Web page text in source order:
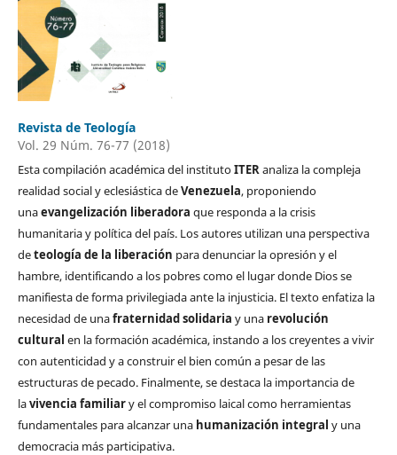
Revista de Teología
Vol. 29 Núm. 76-77 (2018)
Esta compilación académica del institutoITERanaliza la compleja
realidad social y eclesiástica deVenezuela, proponiendo
unaevangelización liberadora que responda a la crisis
humanitaria y política del país. Los autores utilizan una perspectiva
deteología de la liberación para denunciar la opresión y el
hambre, identificando a los pobres como el lugar donde Dios se
manifiesta de forma privilegiada ante la injusticia. El texto enfatiza la
necesidad de unafraternidad solidaria y una revolución
cultural en la formación académica, instando a los creyentes a vivir
con autenticidad y a construir el bien común a pesar de las
estructuras de pecado. Finalmente, se destaca la importancia de
lavivencia familiary el compromiso laical como herramientas
fundamentales para alcanzar una humanización integral y una
democracia más participativa.